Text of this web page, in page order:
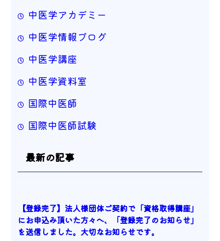
中医学アカデミー
中医学情報ブログ
中医学講座
中医学資料室
国際中医師
国際中医師試験
最新の記事
【登録完了】法人様団体ご契約で「資格取得講座」
にお申込み頂いた方々へ、「登録完了のお知らせ」
を送信しました。大切なお知らせです。